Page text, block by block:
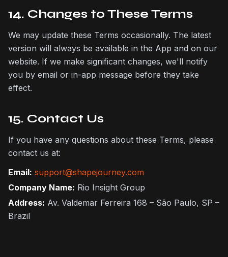
14. Changes to These Terms
We may update these Terms occasionally. The latest
version will always be available in the App and on our
website. If we make significant changes, we'll notify
you by email or in-app message before they take
effect.
15. Contact Us
If you have any questions about these Terms, please
contact us at:
Email: support@shapejourney.com
Company Name: Rio Insight Group
Address: Av. Valdemar Ferreira 168 – São Paulo, SP –
Brazil